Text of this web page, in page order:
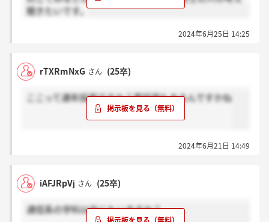
聞きたいです。
2024年6月25日 14:25
rTXRmNxG さん (25卒)
ここって通年採用ですか？夏採用もあるんですかね
2024年6月21日 14:49
iAFJRpVj さん (25卒)
通信系の学科以外にもいますか？